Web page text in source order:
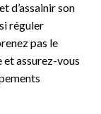
d’assainir son
réguler
pas le
assurez-vous